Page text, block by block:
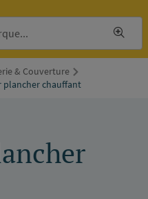
& Couverture
plancher chauffant